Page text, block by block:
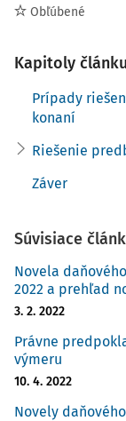
daňové
uvedeného
Obľúbené
Kapitoly článku
Prípady
konaní
Riešenie
Záver
Súvisiace
Novela
2022 a prehľad
3. 2. 2022
Právne
výmeru
10. 4. 2022
Novely